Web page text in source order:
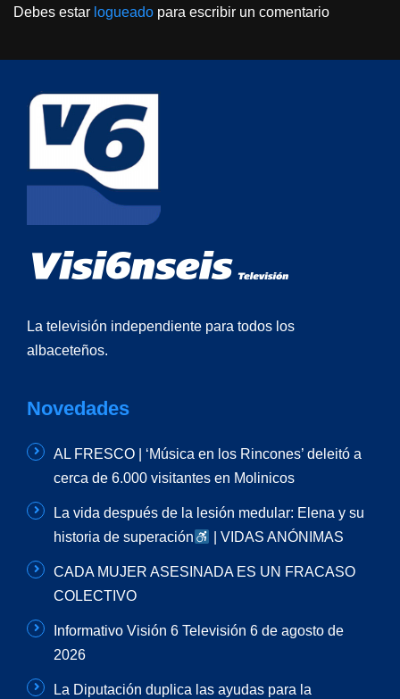
Debes estar logueado para escribir un comentario
La televisión independiente para todos los
albaceteños.
Novedades
AL FRESCO | ‘Música en los Rincones’ deleitó a
cerca de 6.000 visitantes en Molinicos
La vida después de la lesión medular: Elena y su
historia de superación
| VIDAS ANÓNIMAS
CADA MUJER ASESINADA ES UN FRACASO
COLECTIVO
Informativo Visión 6 Televisión 6 de agosto de
2026
La Diputación duplica las ayudas para la